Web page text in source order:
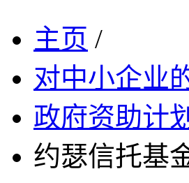
主页 /
对中小企业
政府资助计划
约瑟信托基